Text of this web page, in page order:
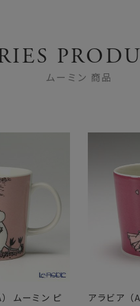
ムーミン 商品
ムーミン ピ
アラビア（